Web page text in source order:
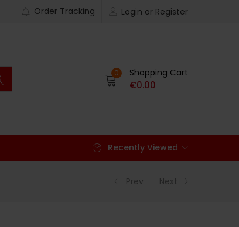
Login or Register
Order Tracking
0 Shopping Cart
€0.00
Recently Viewed
Prev Next